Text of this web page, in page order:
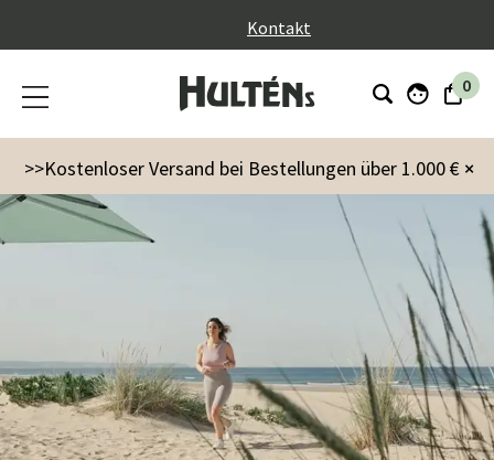
Kontakt
0
×
>>Kostenloser Versand bei Bestellungen über 1.000 €